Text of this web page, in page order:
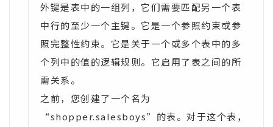
外键是表中的一组列，它们需要匹配另一个表
中行的至少一个主键。它是一个参照约束或参
照完整性约束。它是关于一个或多个表中的多
个列中的值的逻辑规则。它启用了表之间的所
需关系。
之前，您创建了一个名为
“shopper.salesboys”的表。对于这个表，